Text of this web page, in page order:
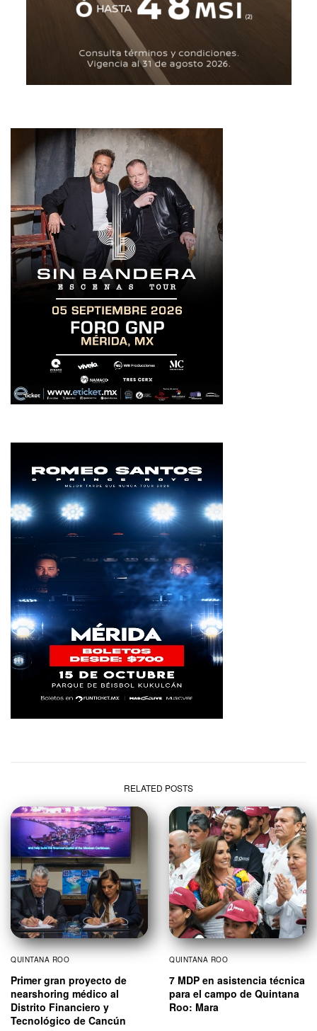
RELATED POSTS
QUINTANA ROO
Primer gran proyecto de
nearshoring médico al
Distrito Financiero y
Tecnológico de Cancún
QUINTANA ROO
7 MDP en asistencia técnica
para el campo de Quintana
Roo: Mara